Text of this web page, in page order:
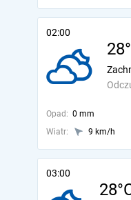
02:00
Opad: 0 mm
Wiatr:
9 km/h
03:00